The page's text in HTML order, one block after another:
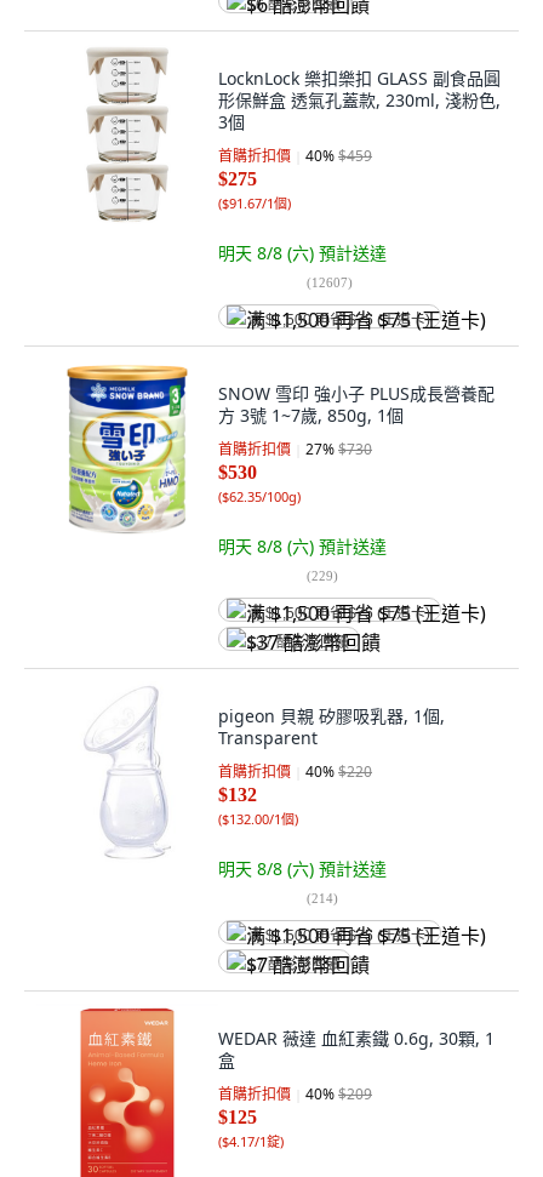
$6 酷澎幣回饋
LocknLock 樂扣樂扣 GLASS 副食品圓
形保鮮盒 透氣孔蓋款, 230ml, 淺粉色,
3個
首購折扣價 40%$459
$275
($91.67/1個)
明天 8/8 (六) 預計送達
(12607)
满 $1,500 再省 $75 (王道卡)
SNOW 雪印 強小子 PLUS成長營養配
方 3號 1~7歲, 850g, 1個
首購折扣價 27%$730
$530
($62.35/100g)
明天 8/8 (六) 預計送達
(229)
满 $1,500 再省 $75 (王道卡)
$37 酷澎幣回饋
pigeon 貝親 矽膠吸乳器, 1個,
Transparent
首購折扣價 40%$220
$132
($132.00/1個)
明天 8/8 (六) 預計送達
(214)
满 $1,500 再省 $75 (王道卡)
$7 酷澎幣回饋
WEDAR 薇達 血紅素鐵 0.6g, 30顆, 1
盒
首購折扣價 40%$209
$125
($4.17/1錠)